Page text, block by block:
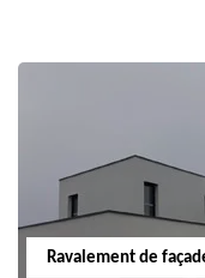
Ravalement de